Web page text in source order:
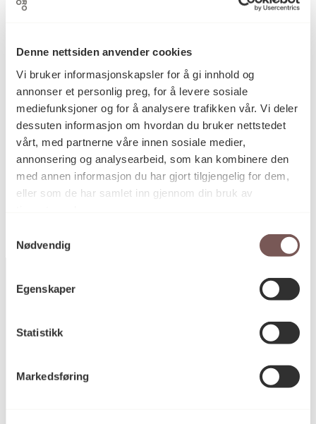
Denne nettsiden anvender cookies
Vi bruker informasjonskapsler for å gi innhold og
annonser et personlig preg, for å levere sosiale
mediefunksjoner og for å analysere trafikken vår. Vi deler
dessuten informasjon om hvordan du bruker nettstedet
vårt, med partnerne våre innen sosiale medier,
annonsering og analysearbeid, som kan kombinere den
med annen informasjon du har gjort tilgjengelig for dem,
eller som de har samlet inn gjennom din bruk av
Nødvendig
Egenskaper
Statistikk
Markedsføring
Mål
Dybde: 0cm
Diameter: 0cm
Høyde: 0cm
Reference KORO.003650
Postadresse
Postboks 6994